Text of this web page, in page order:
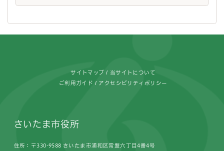
サイトマップ 当サイトについて
ご利用ガイド アクセシビリティポリシー
さいたま市役所
住所：〒330-9588 さいたま市浦和区常盤六丁目4番4号